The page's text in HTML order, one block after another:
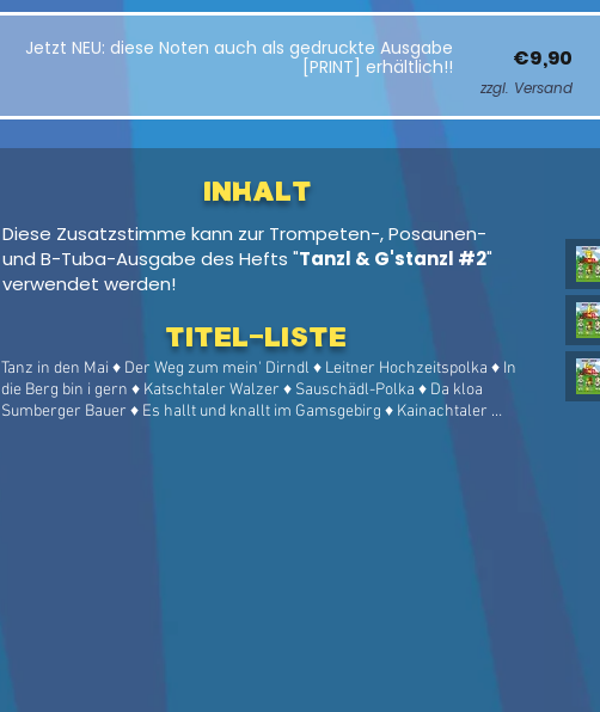
Jetzt NEU: diese Noten auch als gedruckte Ausgabe
[PRINT] erhältlich!!
€9,90
zzgl. Versand
Inhalt
Diese Zusatzstimme kann zur Trompeten-, Posaunen-
und B-Tuba-Ausgabe des Hefts "Tanzl & G'stanzl #2"
verwendet werden!
Titel-Liste
Tanz in den Mai ♦ Der Weg zum mein' Dirndl ♦ Leitner Hochzeitspolka ♦ In
die Berg bin i gern ♦ Katschtaler Walzer ♦ Sauschädl-Polka ♦ Da kloa
Sumberger Bauer ♦ Es hallt und knallt im Gamsgebirg ♦ Kainachtaler